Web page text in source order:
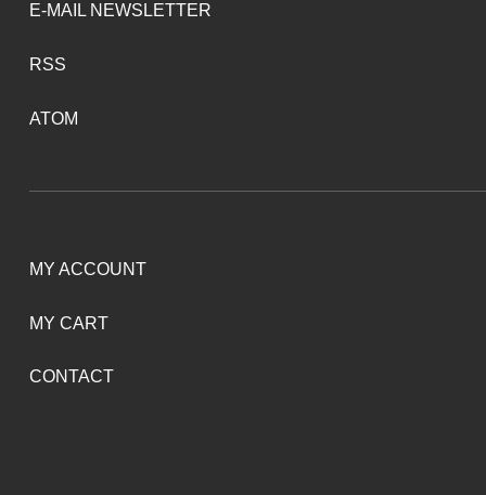
E-MAIL NEWSLETTER
RSS
ATOM
MY ACCOUNT
MY CART
CONTACT